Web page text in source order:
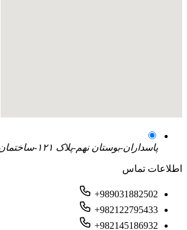
پاسداران-بوستان نهم-پلاک ۱۲۱-ساختمان مهرگان-ط۵واحد۲۴
اطلاعات تماس
+989031882502
+982122795433
+982145186932